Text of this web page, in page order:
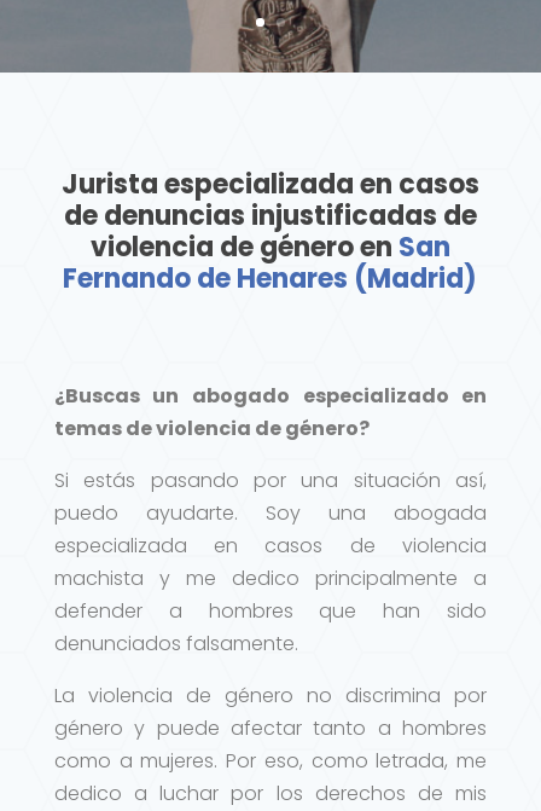
Jurista especializada en casos
de denuncias injustificadas de
violencia de género en San
Fernando de Henares (Madrid)
¿Buscas un abogado especializado en
temas de violencia de género?
Si estás pasando por una situación así,
puedo ayudarte. Soy una abogada
especializada en casos de violencia
machista y me dedico principalmente a
defender a hombres que han sido
denunciados falsamente.
La violencia de género no discrimina por
género y puede afectar tanto a hombres
como a mujeres. Por eso, como letrada, me
dedico a luchar por los derechos de mis